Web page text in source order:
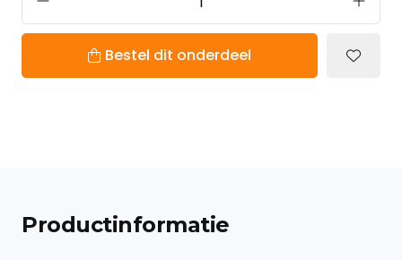
Bestel dit onderdeel
Productinformatie